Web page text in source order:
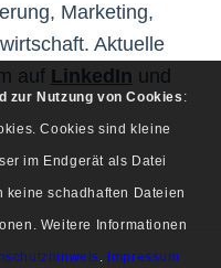
Marketing,
Aktuelle
auf LinkedIn und
zur Nutzung von Cookies :
Cookies sind kleine
im Endgerät als Datei
schadhaften Dateien
Weitere Informationen
. Impressum